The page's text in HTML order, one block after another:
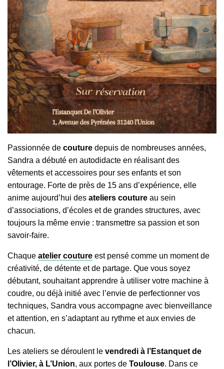
Passionnée de couturedepuis de nombreuses années,
Sandra a débuté en autodidacte en réalisant des
vêtements et accessoires pour ses enfants et son
entourage. Forte de près de 15 ans d’expérience, elle
anime aujourd’hui des ateliers coutureau sein
d’associations, d’écoles et de grandes structures, avec
toujours la même envie : transmettre sa passion et son
savoir-faire.
Chaque atelier coutureest pensé comme un moment de
créativité, de détente et de partage. Que vous soyez
débutant, souhaitant apprendre à utiliser votre machine à
coudre, ou déjà initié avec l’envie de perfectionner vos
techniques, Sandra vous accompagne avec bienveillance
et attention, en s’adaptant au rythme et aux envies de
chacun.
Les ateliers se déroulent le vendredi à l’Estanquet de
l’Olivier, à L’Union, aux portes de Toulouse. Dans ce